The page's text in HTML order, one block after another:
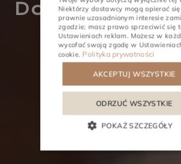
AKTIVITY
Doska SUP
Niektórzy dostawcy mogą opierać
prawnie uzasadnionym interesie
zgodzie; masz prawo sprzeciwić się
Ustawieniach reklam. Możesz w
wycofać swoją zgodę w
cookie. Polityka prywatności
AKCEPTUJ WSZYSTKIE
ODRZUĆ WSZYSTKIE
POKAŻ SZCZEGÓŁY